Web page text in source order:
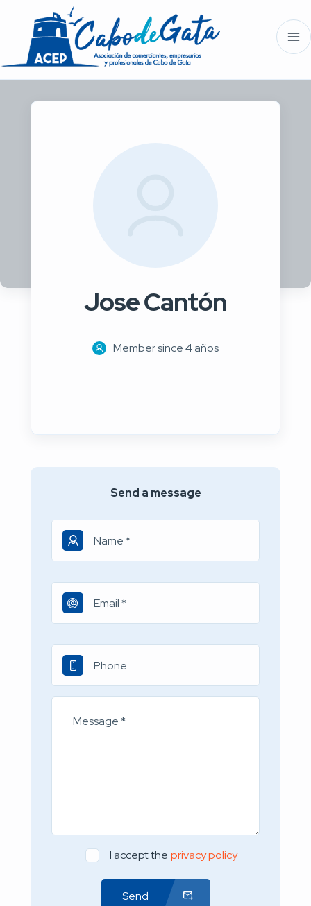
Jose Cantón
Member since 4 años
Send a message
I accept the privacy policy
Send